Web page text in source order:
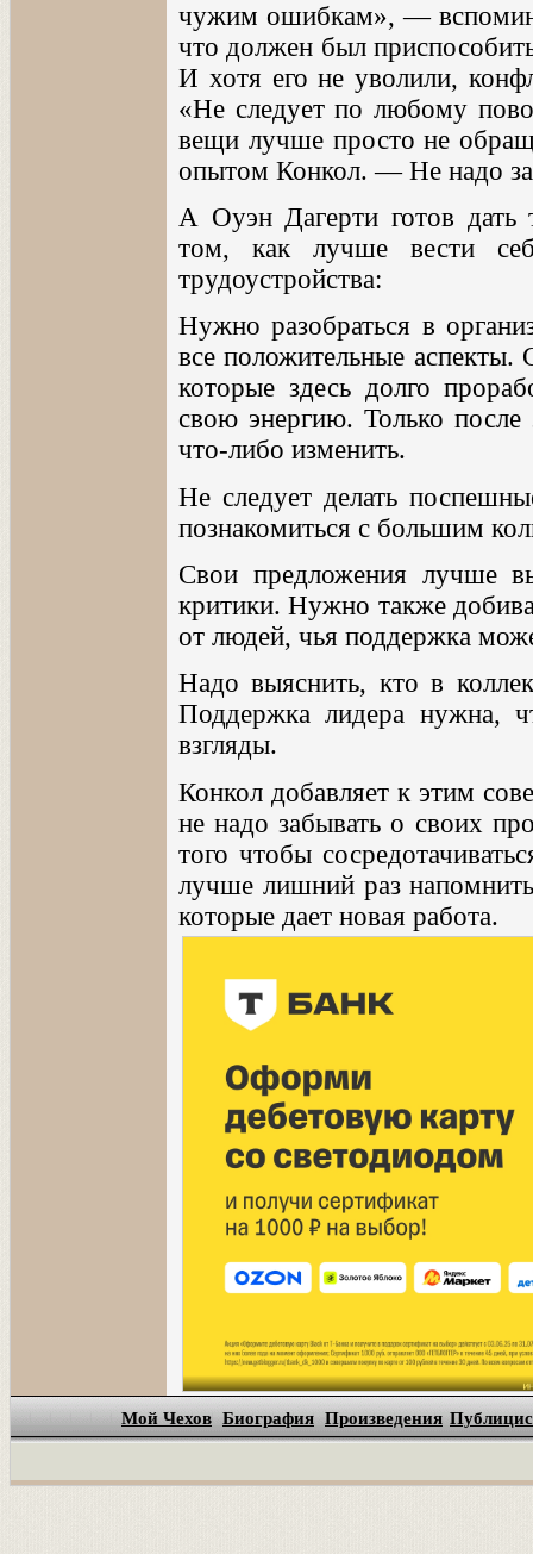
чужим ошибкам», —
что должен был
И хотя его не уволили,
«Не следует по любому
вещи лучше просто не
опытом Конкол. — Не надо
А Оуэн Дагерти готов дать
том, как лучше вести
трудоустройства:
Нужно разобраться в
все положительные аспекты.
которые здесь долго
свою энергию. Только
что-либо изменить.
Не следует делать
познакомиться с большим
Свои предложения лучше
критики. Нужно также
от людей, чья поддержка
Надо выяснить, кто в
Поддержка лидера нужна,
взгляды.
Конкол добавляет к этим
не надо забывать о своих
того чтобы
лучше лишний раз
которые дает новая работа.
Мой Чехов Биография Произведения